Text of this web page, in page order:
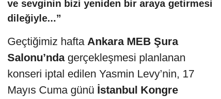
ve sevginin bizi yeniden bir araya getirmesi
dileğiyle...”
Geçtiğimiz hafta Ankara MEB Şura
Salonu’ndagerçekleşmesi planlanan
konseri iptal edilen Yasmin Levy’nin, 17
Mayıs Cuma günü İstanbul Kongre